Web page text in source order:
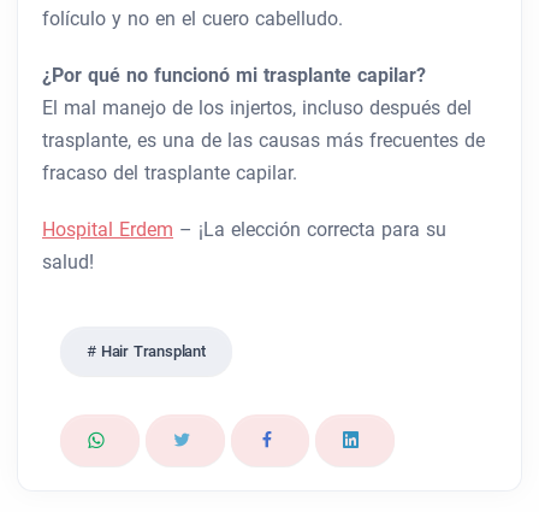
folículo y no en el cuero cabelludo.
¿Por qué no funcionó mi trasplante capilar?
El mal manejo de los injertos, incluso después del
trasplante, es una de las causas más frecuentes de
fracaso del trasplante capilar.
Hospital Erdem – ¡La elección correcta para su
salud!
Hair Transplant